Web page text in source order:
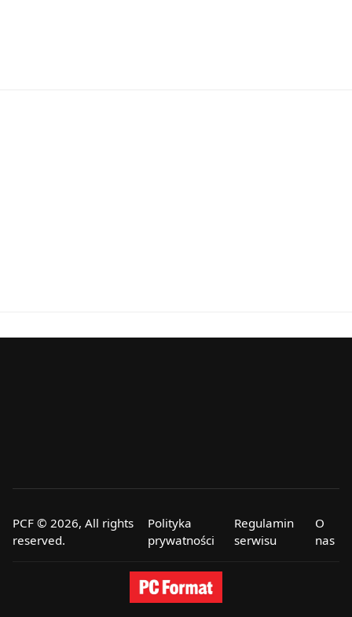
PCF © 2026, All rights
reserved.
Polityka
prywatności
Regulamin
serwisu
O
nas